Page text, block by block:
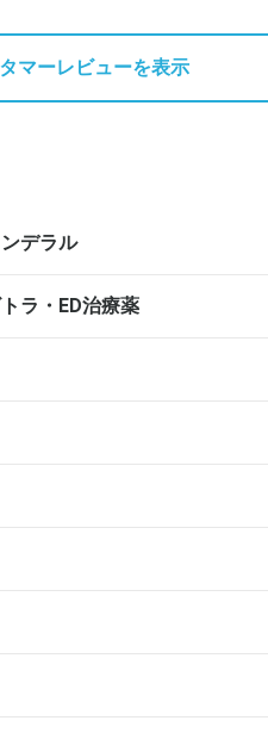
マーレビューを表示
デラル
ラ・ED治療薬